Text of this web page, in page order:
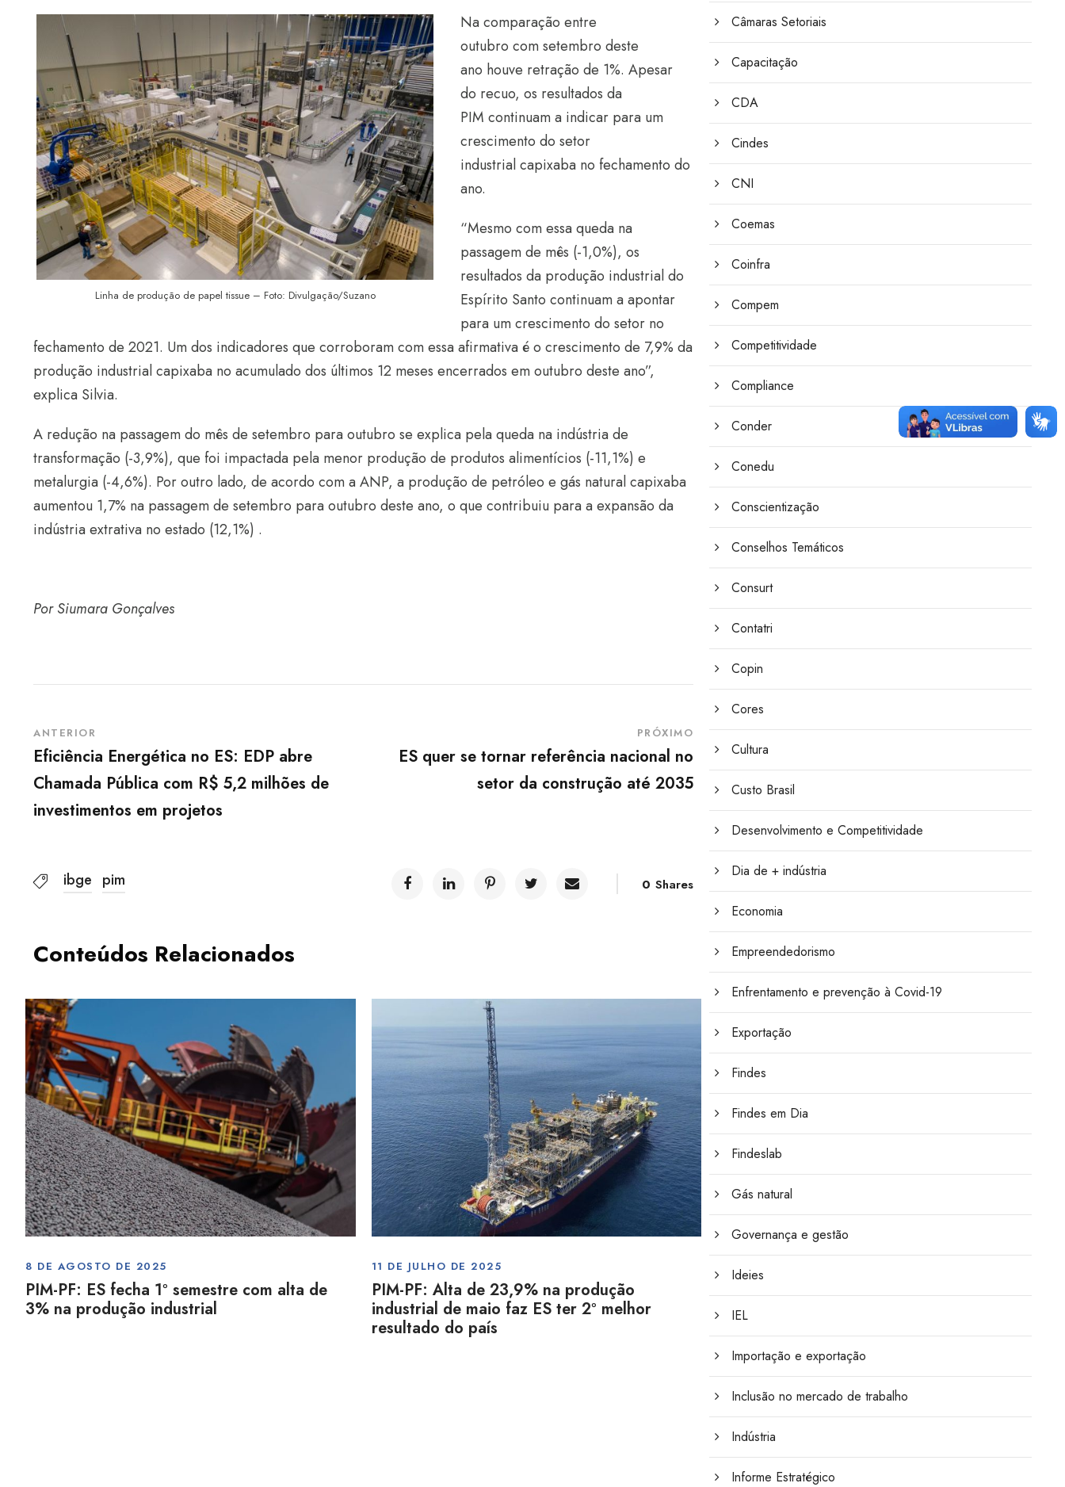
Linha de produção de papel tissue – Foto: Divulgação/Suzano
Na comparação entre
outubro com setembro deste
ano houve retração de 1%. Apesar
do recuo, os resultados da
PIM continuam a indicar para um
crescimento do setor
industrial capixaba no fechamento do
ano.
“Mesmo com essa queda na
passagem de mês (-1,0%), os
resultados da produção industrial do
Espírito Santo continuam a apontar
para um crescimento do setor no
fechamento de 2021. Um dos indicadores que corroboram com essa afirmativa é o crescimento de 7,9% da
produção industrial capixaba no acumulado dos últimos 12 meses encerrados em outubro deste ano”,
explica Silvia.
A redução na passagem do mês de setembro para outubro se explica pela queda na indústria de
transformação (-3,9%), que foi impactada pela menor produção de produtos alimentícios (-11,1%) e
metalurgia (-4,6%). Por outro lado, de acordo com a ANP, a produção de petróleo e gás natural capixaba
aumentou 1,7% na passagem de setembro para outubro deste ano, o que contribuiu para a expansão da
indústria extrativa no estado (12,1%) .
Por Siumara Gonçalves
ANTERIOR
Eficiência Energética no ES: EDP abre
Chamada Pública com R$ 5,2 milhões de
investimentos em projetos
PRÓXIMO
ES quer se tornar referência nacional no
setor da construção até 2035
ibge pim 0 Shares
Conteúdos Relacionados
8 DE AGOSTO DE 2025
PIM-PF: ES fecha 1º semestre com alta de
3% na produção industrial
11 DE JULHO DE 2025
PIM-PF: Alta de 23,9% na produção
industrial de maio faz ES ter 2º melhor
resultado do país
Câmaras Setoriais
Capacitação
CDA
Cindes
CNI
Coemas
Coinfra
Compem
Competitividade
Compliance
Conder
Conedu
Conscientização
Conselhos Temáticos
Consurt
Contatri
Copin
Cores
Cultura
Custo Brasil
Desenvolvimento e Competitividade
Dia de + indústria
Economia
Empreendedorismo
Enfrentamento e prevenção à Covid-19
Exportação
Findes
Findes em Dia
Findeslab
Gás natural
Governança e gestão
Ideies
IEL
Importação e exportação
Inclusão no mercado de trabalho
Indústria
Informe Estratégico